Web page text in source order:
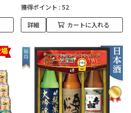
獲得ポイント : 52
詳細 カートに入れる